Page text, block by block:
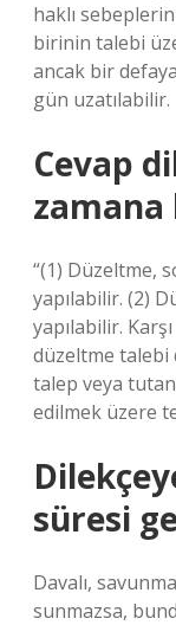
haklı
birinin talebi
ancak bir
gün uzatılabilir.
Cevap
zamana
“(1) Düzeltme,
yapılabilir. (2)
yapılabilir.
düzeltme talebi
talep veya
edilmek üzere
süresi
Davalı,
sunmazsa,